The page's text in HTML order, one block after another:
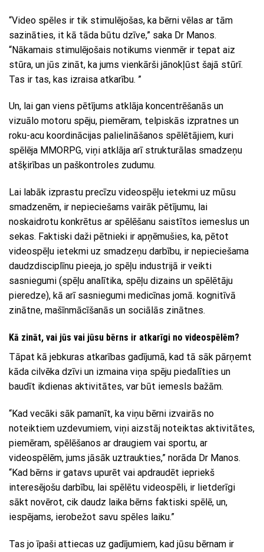
“Video spēles ir tik stimulējošas, ka bērni vēlas ar tām
sazināties, it kā tāda būtu dzīve,” saka Dr Manos.
“Nākamais stimulējošais notikums vienmēr ir tepat aiz
stūra, un jūs zināt, ka jums vienkārši jānokļūst šajā stūrī.
Tas ir tas, kas izraisa atkarību. ”
Un, lai gan viens pētījums atklāja koncentrēšanās un
vizuālo motoru spēju, piemēram, telpiskās izpratnes un
roku-acu koordinācijas palielināšanos spēlētājiem, kuri
spēlēja MMORPG, viņi atklāja arī strukturālas smadzeņu
atšķirības un paškontroles zudumu.
Lai labāk izprastu precīzu videospēļu ietekmi uz mūsu
smadzenēm, ir nepieciešams vairāk pētījumu, lai
noskaidrotu konkrētus ar spēlēšanu saistītos iemeslus un
sekas. Faktiski daži pētnieki ir apņēmušies, ka, pētot
videospēļu ietekmi uz smadzeņu darbību, ir nepieciešama
daudzdisciplīnu pieeja, jo spēļu industrijā ir veikti
sasniegumi (spēļu analītika, spēļu dizains un spēlētāju
pieredze), kā arī sasniegumi medicīnas jomā. kognitīvā
zinātne, mašīnmācīšanās un sociālās zinātnes.
Kā zināt, vai jūs vai jūsu bērns ir atkarīgi no videospēlēm?
Tāpat kā jebkuras atkarības gadījumā, kad tā sāk pārņemt
kāda cilvēka dzīvi un izmaina viņa spēju piedalīties un
baudīt ikdienas aktivitātes, var būt iemesls bažām.
“Kad vecāki sāk pamanīt, ka viņu bērni izvairās no
noteiktiem uzdevumiem, viņi aizstāj noteiktas aktivitātes,
piemēram, spēlēšanos ar draugiem vai sportu, ar
videospēlēm, jums jāsāk uztraukties,” norāda Dr Manos.
“Kad bērns ir gatavs upurēt vai apdraudēt iepriekš
interesējošu darbību, lai spēlētu videospēli, ir lietderīgi
sākt novērot, cik daudz laika bērns faktiski spēlē, un,
iespējams, ierobežot savu spēles laiku.”
Tas jo īpaši attiecas uz gadījumiem, kad jūsu bērnam ir